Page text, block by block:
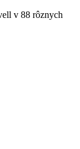
v 88 rôznych